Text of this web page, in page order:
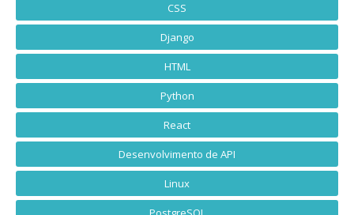
CSS
Django
HTML
Python
React
Desenvolvimento de API
Linux